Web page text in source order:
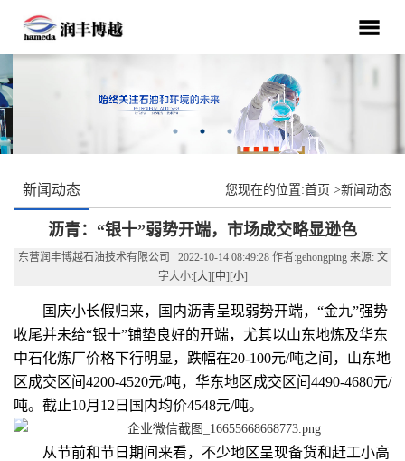
新闻动态 您现在的位置:首页 >新闻动态
沥青：“银十”弱势开端，市场成交略显逊色
东营润丰博越石油技术有限公司 2022-10-14 08:49:28 作者:gehongping 来源: 文
字大小:[大][中][小]
国庆小长假归来，国内沥青呈现弱势开端，“金九”强势
收尾并未给“银十”铺垫良好的开端，尤其以山东地炼及华东
中石化炼厂价格下行明显，跌幅在20-100元/吨之间，山东地
区成交区间4200-4520元/吨，华东地区成交区间4490-4680元/
吨。截止10月12日国内均价4548元/吨。
从节前和节日期间来看，不少地区呈现备货和赶工小高